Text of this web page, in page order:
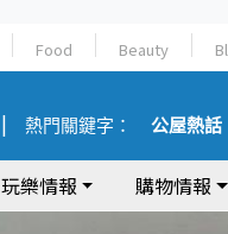
Food Beauty
熱門關鍵字： 公屋熱話
玩樂情報 購物情報